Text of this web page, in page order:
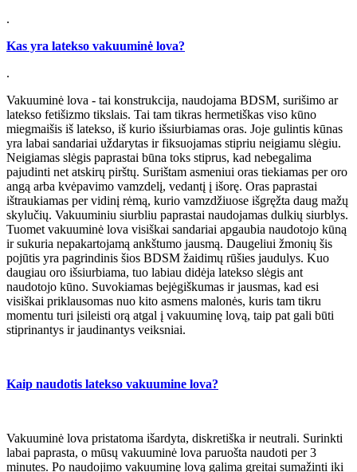
.
Kas yra latekso vakuuminė lova?
.
Vakuuminė lova - tai konstrukcija, naudojama BDSM, surišimo ar
latekso fetišizmo tikslais. Tai tam tikras hermetiškas viso kūno
miegmaišis iš latekso, iš kurio išsiurbiamas oras. Joje gulintis kūnas
yra labai sandariai uždarytas ir fiksuojamas stipriu neigiamu slėgiu.
Neigiamas slėgis paprastai būna toks stiprus, kad nebegalima
pajudinti net atskirų pirštų. Surištam asmeniui oras tiekiamas per oro
angą arba kvėpavimo vamzdelį, vedantį į išorę. Oras paprastai
ištraukiamas per vidinį rėmą, kurio vamzdžiuose išgręžta daug mažų
skylučių. Vakuuminiu siurbliu paprastai naudojamas dulkių siurblys.
Tuomet vakuuminė lova visiškai sandariai apgaubia naudotojo kūną
ir sukuria nepakartojamą ankštumo jausmą. Daugeliui žmonių šis
pojūtis yra pagrindinis šios BDSM žaidimų rūšies jaudulys. Kuo
daugiau oro išsiurbiama, tuo labiau didėja latekso slėgis ant
naudotojo kūno. Suvokiamas bejėgiškumas ir jausmas, kad esi
visiškai priklausomas nuo kito asmens malonės, kuris tam tikru
momentu turi įsileisti orą atgal į vakuuminę lovą, taip pat gali būti
stiprinantys ir jaudinantys veiksniai.
Kaip naudotis latekso vakuumine lova?
Vakuuminė lova pristatoma išardyta, diskretiška ir neutrali. Surinkti
labai paprasta, o mūsų vakuuminė lova paruošta naudoti per 3
minutes. Po naudojimo vakuuminę lovą galima greitai sumažinti iki